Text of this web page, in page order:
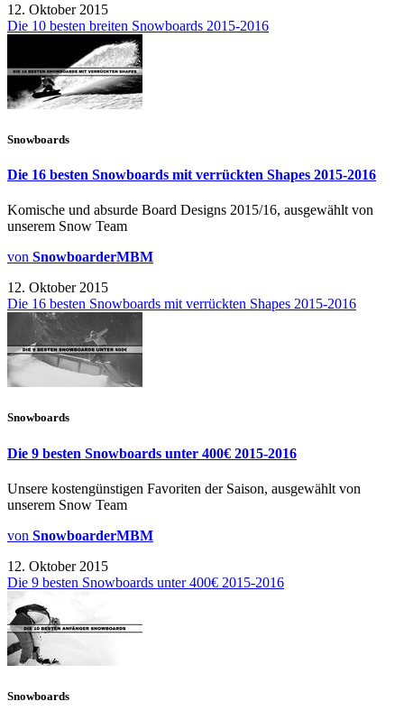
12. Oktober 2015
Die 10 besten breiten Snowboards 2015-2016
Snowboards
Die 16 besten Snowboards mit verrückten Shapes 2015-2016
Komische und absurde Board Designs 2015/16, ausgewählt von
unserem Snow Team
von SnowboarderMBM
12. Oktober 2015
Die 16 besten Snowboards mit verrückten Shapes 2015-2016
Snowboards
Die 9 besten Snowboards unter 400€ 2015-2016
Unsere kostengünstigen Favoriten der Saison, ausgewählt von
unserem Snow Team
von SnowboarderMBM
12. Oktober 2015
Die 9 besten Snowboards unter 400€ 2015-2016
Snowboards